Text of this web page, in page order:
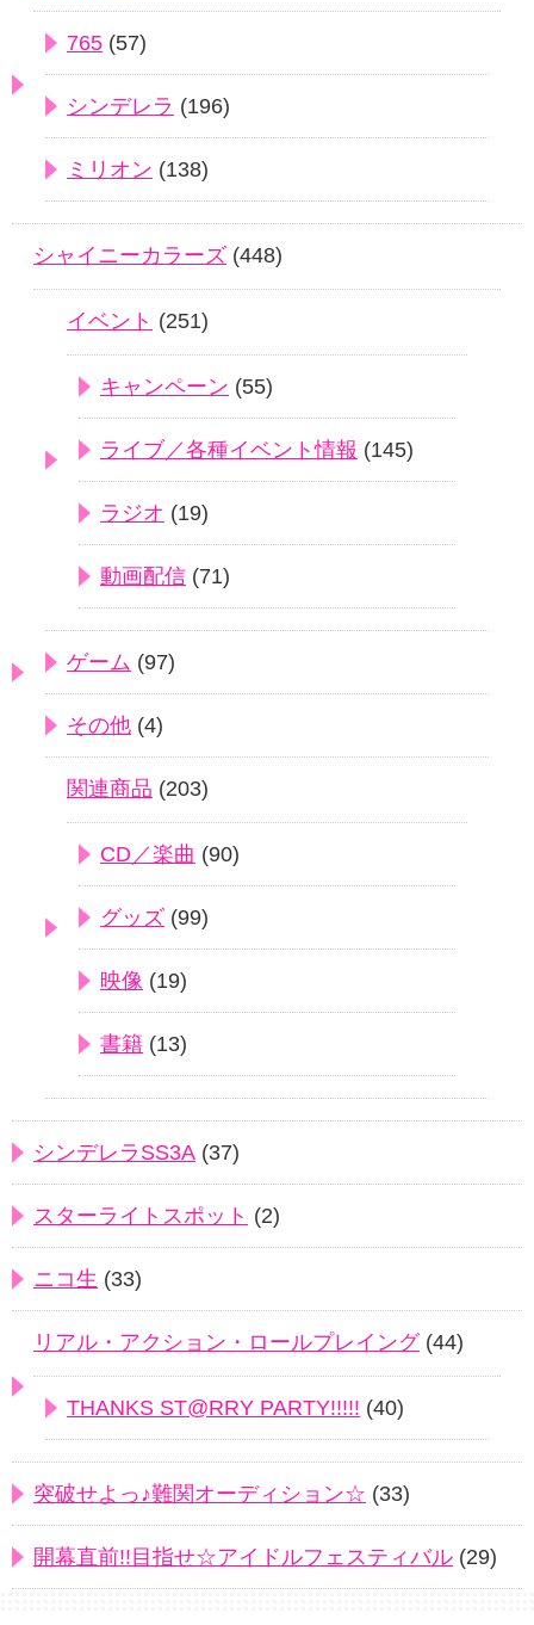
765 (57)
シンデレラ (196)
ミリオン (138)
シャイニーカラーズ (448)
イベント (251)
キャンペーン (55)
ライブ／各種イベント情報 (145)
ラジオ (19)
動画配信 (71)
ゲーム (97)
その他 (4)
関連商品 (203)
CD／楽曲 (90)
グッズ (99)
映像 (19)
書籍 (13)
シンデレラSS3A (37)
スターライトスポット (2)
ニコ生 (33)
リアル・アクション・ロールプレイング(44)
THANKS ST@RRY PARTY!!!!! (40)
突破せよっ♪難関オーディション☆ (33)
開幕直前!!目指せ☆アイドルフェスティバル (29)